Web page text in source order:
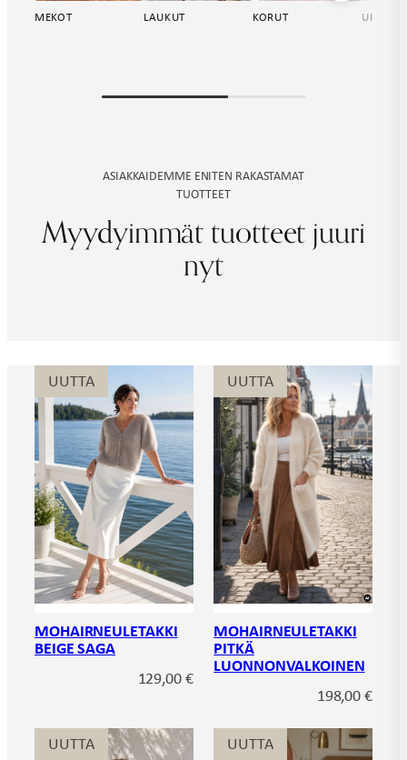
MEKOT LAUKUT KORUT UIMA-
ASIAKKAIDEMME ENITEN RAKASTAMAT
TUOTTEET
Myydyimmät tuotteet juuri
nyt
UUTTA
MOHAIRNEULETAKKI
BEIGE SAGA
129,00€
UUTTA
MOHAIRNEULETAKKI
PITKÄ
LUONNONVALKOINEN
198,00€
UUTTA UUTTA